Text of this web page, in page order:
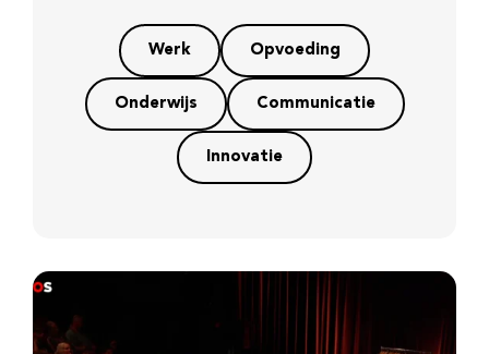
Werk Opvoeding
Onderwijs Communicatie
Innovatie